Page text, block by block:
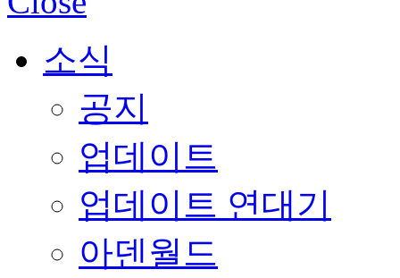
소식
공지
업데이트
업데이트 연대기
아덴월드